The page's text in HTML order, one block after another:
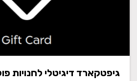
גיפטקארד דיגיטלי לחנויות